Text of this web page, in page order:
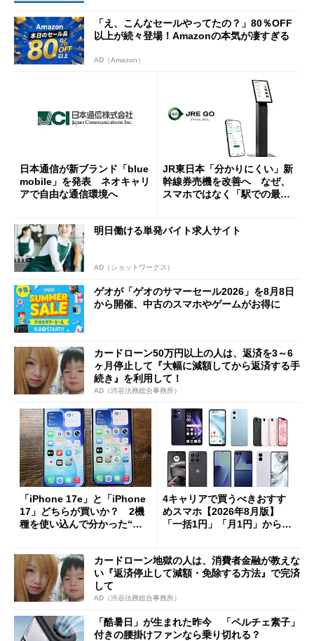
「え、こんなセールやってたの？」80％OFF
以上が続々登場！Amazonの本気が凄すぎる
AD（Amazon）
日本通信が新ブランド「blue
mobile」を発表 ネオキャリ
アで自由な通信環境へ
JR東日本「分かりにくい」新
幹線券売機を改善へ なぜ、
スマホではなく「駅での最短
明日働ける単発バイト求人サイト
AD（ショットワークス）
ゲオが「ゲオのサマーセール2026」を8月8日
から開催、中古のスマホやゲームがお得に
カードローン50万円以上の人は、返済を3～6
ヶ月停止して『大幅に減額してから返済する手
続き』を利用して！
AD（渋谷法務総合事務所）
「iPhone 17e」と「iPhone
17」どちらが買いか？ 2機
種を使い込んで分かった“ス
4キャリアで買うべきおすす
めスマホ【2026年8月版】
「一括1円」「月1円」からお
カードローン地獄の人は、消費者金融が教えな
い『返済停止して減額・免除する方法』で完済
して
AD（渋谷法務総合事務所）
「酷暑日」が生まれた昨今 「ペルチェ素子」
付きの腰掛けファンなら乗り切れる？